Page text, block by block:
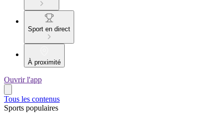
Sport en direct
À proximité
Ouvrir l'app
Tous les contenus
Sports populaires